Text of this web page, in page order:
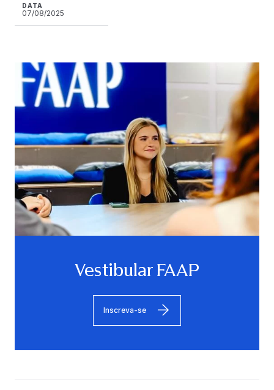
DATA
07/08/2025
Vestibular FAAP
Inscreva-se